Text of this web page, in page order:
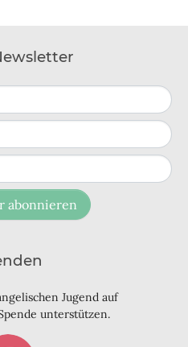
abonnieren
Jugend auf
unterstützen.